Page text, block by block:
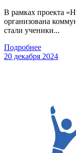
В рамках проекта
организована
стали ученики...
Подробнее
20 декабря 2024